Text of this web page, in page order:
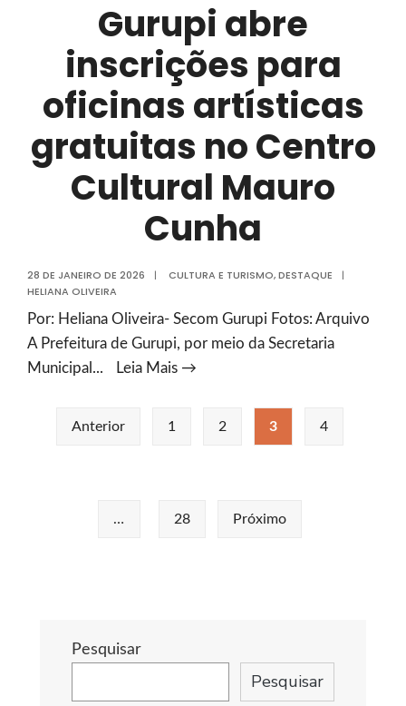
foco
na
experiência
do
folião
Gurupi abre
inscrições para
oficinas artísticas
gratuitas no Centro
Cultural Mauro
Cunha
28 DE JANEIRO DE 2026 | CULTURA E TURISMO,DESTAQUE
|
HELIANA OLIVEIRA
Por: Heliana Oliveira- Secom Gurupi Fotos: Arquivo
A Prefeitura de Gurupi, por meio da Secretaria
Municipal ... Leia Mais →
oficinas
Mauro
Navegação
Anterior 1 2 3 4
… 28 Próximo
Pesquisar
Pesquisar